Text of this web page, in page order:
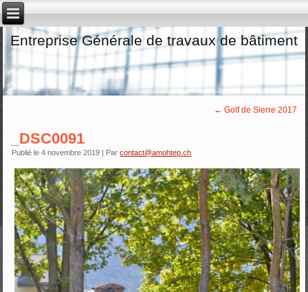
Entreprise Générale de travaux de bâtiment
← Golf de Sierre 2017
_DSC0091
Publié le 4 novembre 2019 | Par contact@amohtep.ch